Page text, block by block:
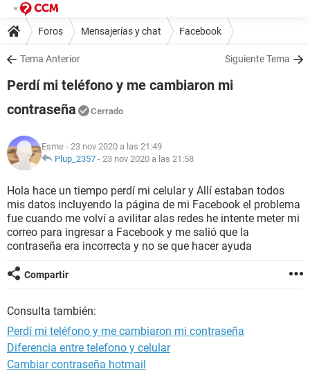
Foros Mensajerías y chat Facebook
Tema Anterior Siguiente Tema
Perdí mi teléfono y me cambiaron mi
contraseña
Cerrado
Esme - 23 nov 2020 a las 21:49
Plup_2357 - 23 nov 2020 a las 21:58
Hola hace un tiempo perdí mi celular y Allí estaban todos
mis datos incluyendo la página de mi Facebook el problema
fue cuando me volví a avilitar alas redes he intente meter mi
correo para ingresar a Facebook y me salió que la
contraseña era incorrecta y no se que hacer ayuda
Compartir
Consulta también:
Perdí mi teléfono y me cambiaron mi contraseña
Diferencia entre telefono y celular
Cambiar contraseña hotmail